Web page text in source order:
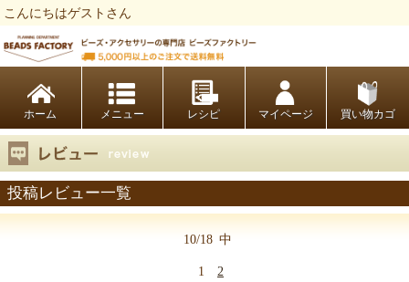
こんにちはゲストさん
ホーム レシピ マイページ 買い物カゴ
投稿レビュー一覧
10/18 中
1 2